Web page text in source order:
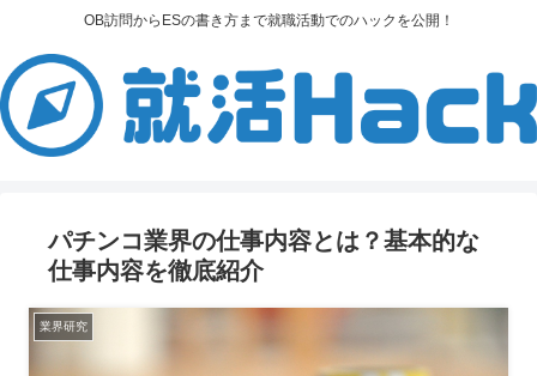
OB訪問からESの書き方まで就職活動でのハックを公開！
パチンコ業界の仕事内容とは？基本的な
仕事内容を徹底紹介
業界研究